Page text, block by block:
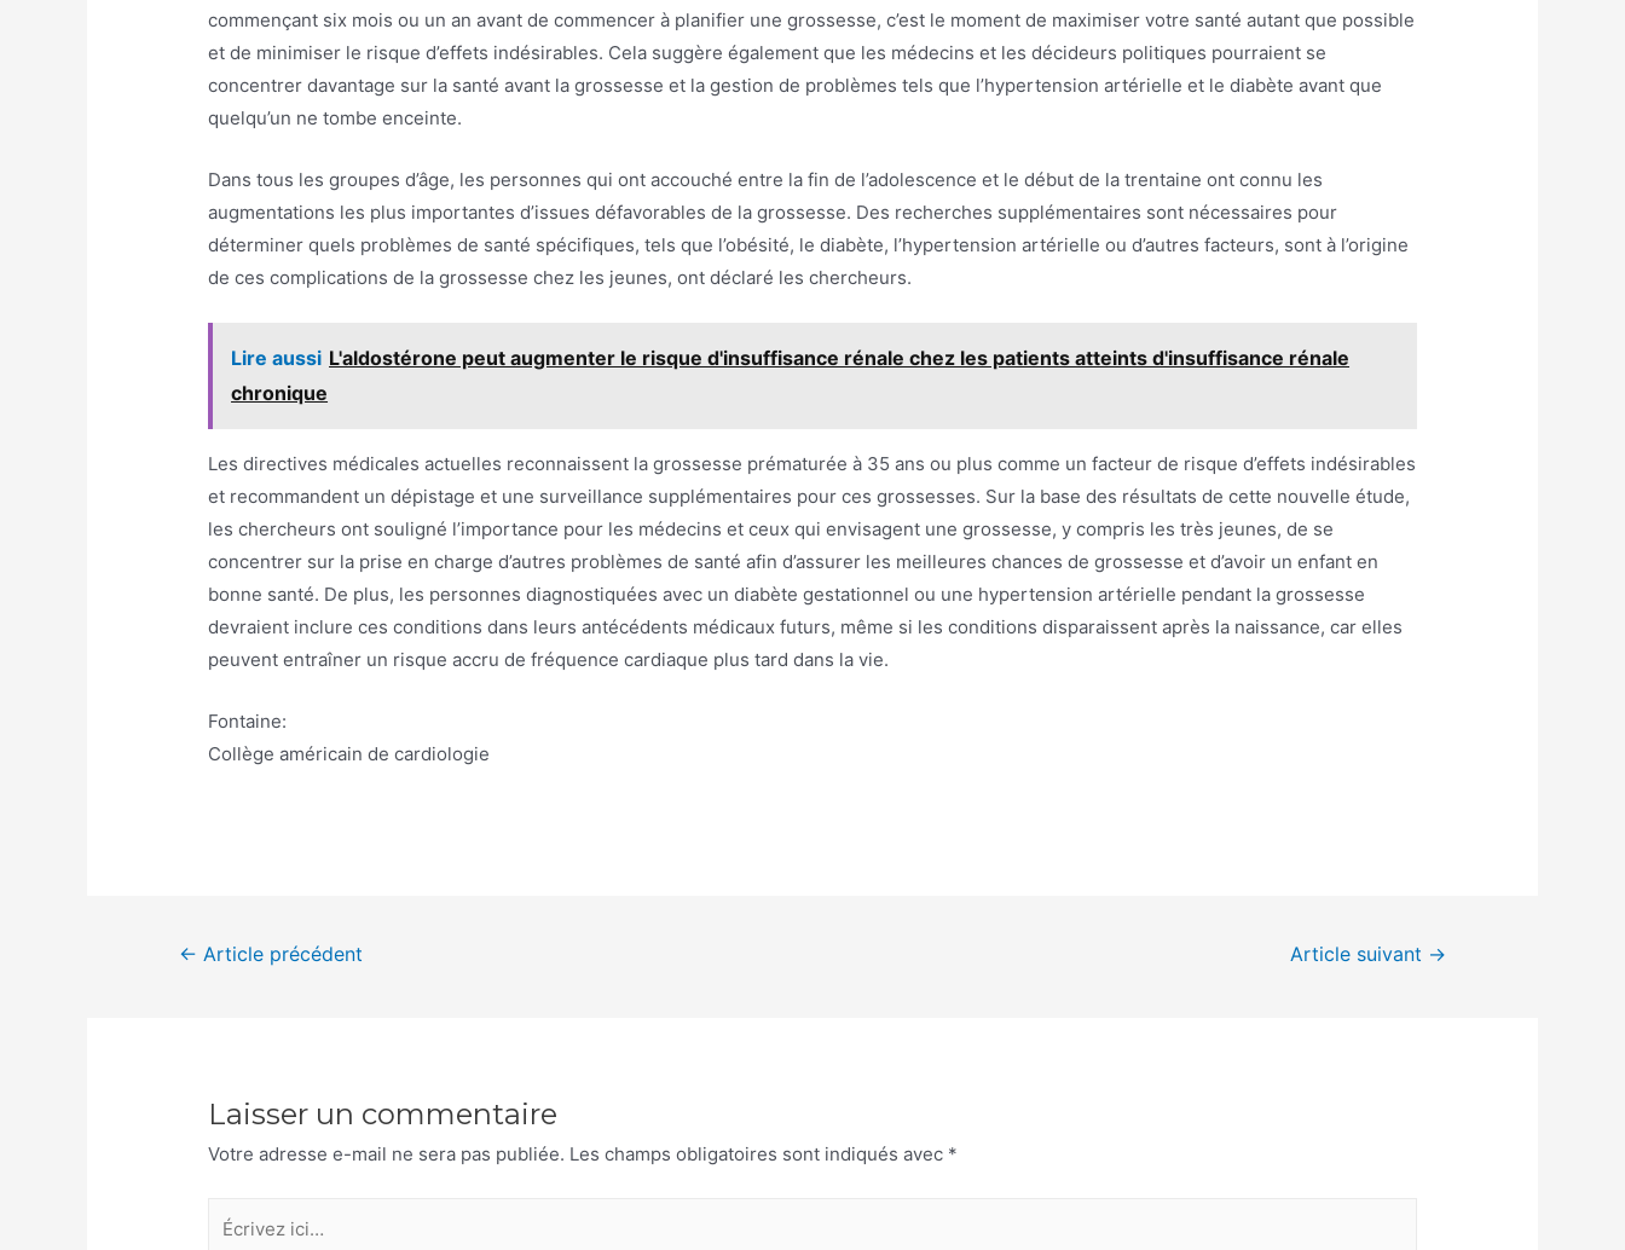
commençant six mois ou un an avant de commencer à planifier une grossesse, c’est le moment de maximiser votre santé autant que possible
et de minimiser le risque d’effets indésirables. Cela suggère également que les médecins et les décideurs politiques pourraient se
concentrer davantage sur la santé avant la grossesse et la gestion de problèmes tels que l’hypertension artérielle et le diabète avant que
quelqu’un ne tombe enceinte.
Dans tous les groupes d’âge, les personnes qui ont accouché entre la fin de l’adolescence et le début de la trentaine ont connu les
augmentations les plus importantes d’issues défavorables de la grossesse. Des recherches supplémentaires sont nécessaires pour
déterminer quels problèmes de santé spécifiques, tels que l’obésité, le diabète, l’hypertension artérielle ou d’autres facteurs, sont à l’origine
de ces complications de la grossesse chez les jeunes, ont déclaré les chercheurs.
Lire aussi L'aldostérone peut augmenter le risque d'insuffisance rénale chez les patients atteints d'insuffisance rénale
chronique
Les directives médicales actuelles reconnaissent la grossesse prématurée à 35 ans ou plus comme un facteur de risque d’effets indésirables
et recommandent un dépistage et une surveillance supplémentaires pour ces grossesses. Sur la base des résultats de cette nouvelle étude,
les chercheurs ont souligné l’importance pour les médecins et ceux qui envisagent une grossesse, y compris les très jeunes, de se
concentrer sur la prise en charge d’autres problèmes de santé afin d’assurer les meilleures chances de grossesse et d’avoir un enfant en
bonne santé. De plus, les personnes diagnostiquées avec un diabète gestationnel ou une hypertension artérielle pendant la grossesse
devraient inclure ces conditions dans leurs antécédents médicaux futurs, même si les conditions disparaissent après la naissance, car elles
peuvent entraîner un risque accru de fréquence cardiaque plus tard dans la vie.
Fontaine:
Collège américain de cardiologie
Navigation
← Article précédent Article suivant →
Laisser un commentaire
Votre adresse e-mail ne sera pas publiée. Les champs obligatoires sont indiqués avec *
Écrivez